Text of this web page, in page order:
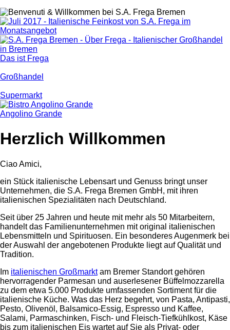
Das ist Frega
Großhandel
Supermarkt
Angolino Grande
Herzlich Willkommen
Ciao Amici,
ein Stück italienische Lebensart und Genuss bringt unser
Unternehmen, die S.A. Frega Bremen GmbH, mit ihren
italienischen Spezialitäten nach Deutschland.
Seit über 25 Jahren und heute mit mehr als 50 Mitarbeitern,
handelt das Familienunternehmen mit original italienischen
Lebensmitteln und Spirituosen. Ein besonderes Augenmerk bei
der Auswahl der angebotenen Produkte liegt auf Qualität und
Tradition.
Im italienischen Großmarktam Bremer Standort gehören
hervorragender Parmesan und auserlesener Büffelmozzarella
zu dem etwa 5.000 Produkte umfassenden Sortiment für die
italienische Küche. Was das Herz begehrt, von Pasta, Antipasti,
Pesto, Olivenöl, Balsamico-Essig, Espresso und Kaffee,
Salami, Parmaschinken, Fisch- und Fleisch-Tiefkühlkost, Käse
bis zum italienischen Eis wartet auf Sie als Privat- oder